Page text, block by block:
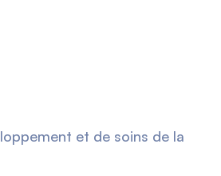
et de soins de la